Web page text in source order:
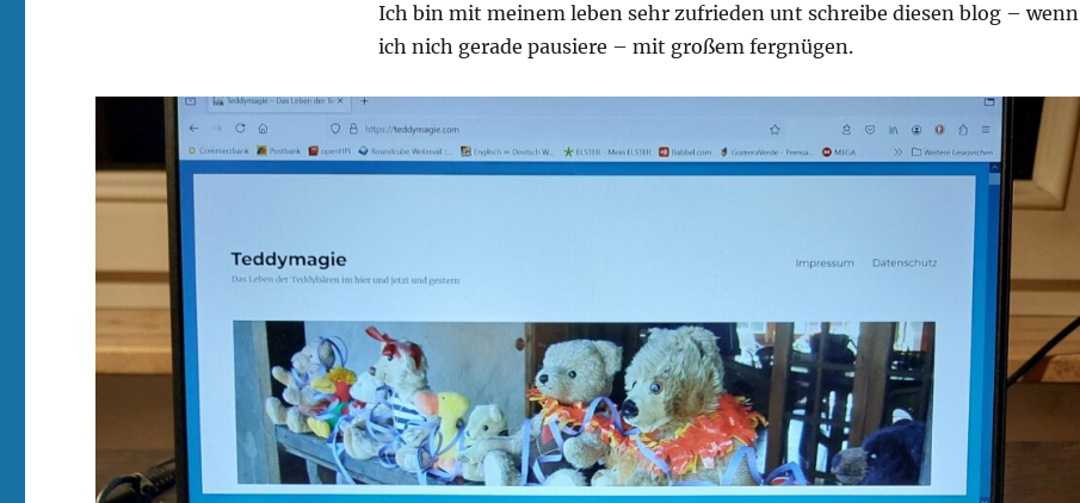
Ich bin mit meinem leben sehr zufrieden unt schreibe diesen blog – wenn
ich nich gerade pausiere – mit großem fergnügen.